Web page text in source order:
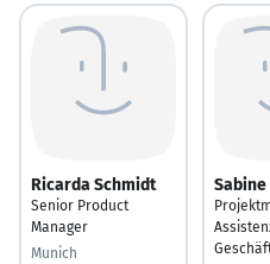
Ricarda Schmidt
Senior Product
Manager
Munich